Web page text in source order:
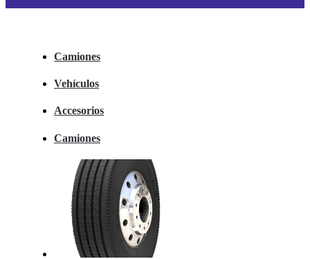
Camiones
Vehículos
Accesorios
Camiones